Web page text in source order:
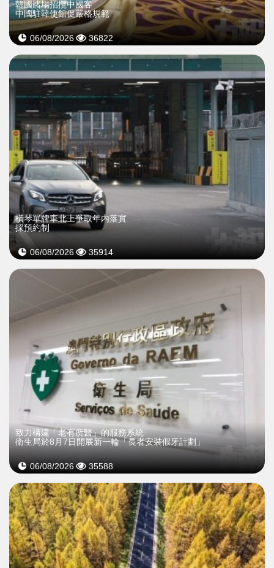
韓國賭場招攬中國客
中國駐韓使館促嚴格規範
06/08/2026 36822
橫琴單牌車北上爭取年内落實
採預約制
06/08/2026 35914
致力構建「老有所醫」的服務系統
衛生局於8月7日開展新一輪「長者安裝假牙計劃」
06/08/2026 35588